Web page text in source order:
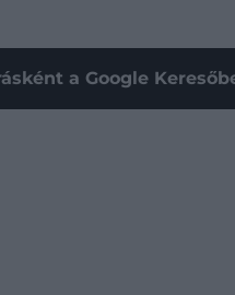
a Google